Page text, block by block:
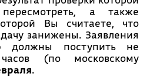
а также
Вы считаете, что
занижены. Заявления
должны поступить не
(по московскому
.